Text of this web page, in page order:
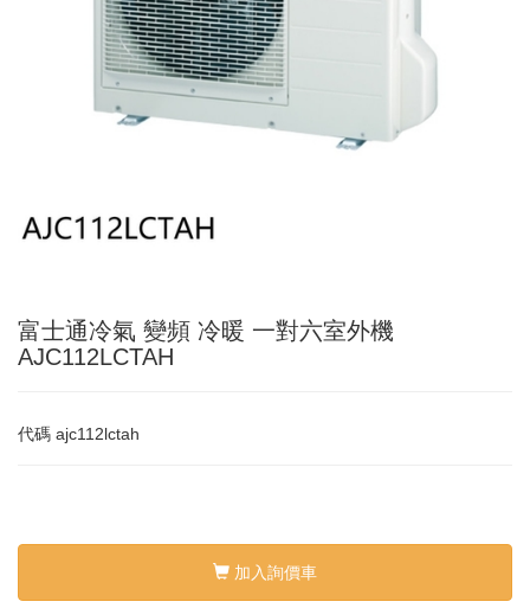
富士通冷氣 變頻 冷暖 一對六室外機
AJC112LCTAH
代碼 ajc112lctah
加入詢價車